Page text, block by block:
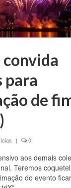
convida
para
de
| 0
aos demais
Teremos
do evento